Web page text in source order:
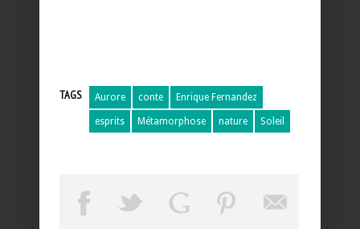
TAGS Aurore conte Enrique Fernandez
esprits Métamorphose nature Soleil